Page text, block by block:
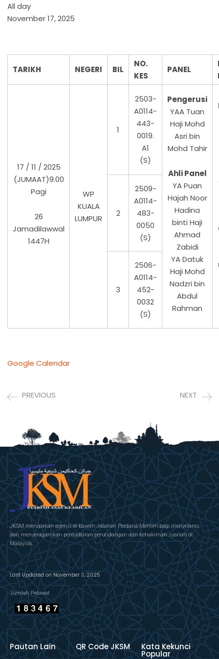
All day
November 17, 2025
TARIKH NEGERI BIL
NO.
KES
PANEL
17 / 11 / 2025
(JUMAAT)9.00
Pagi
26
Jamadilawwal
1447H
WP
KUALA
LUMPUR
1
2503-
A0114-
443-
0019.
A1
(S)
Pengerusi
YAA Tuan
Haji Mohd
Asri bin
Mohd Tahir
Ahli Panel
YA Puan
Hajah Noor
Hadina
binti Haji
Ahmad
Zabidi
YA Datuk
Haji Mohd
Nadzri bin
Abdul
Rahman
2
2509-
A0114-
483-
0050
(S)
3
2506-
A0114-
452-
0032
(S)
Google Calendar
PREVIOUS NEXT
JKSM merupakan agensi di bawah Jabatan Perdana Menteri bagi menyelaras
dan menyeragamkan pentadbiran perundangan dan kehakiman syariah di
Malaysia.
Last Updated on November 3, 2025
Jumlah Pelawat
Pautan Lain QR Code JKSM Kata Kekunci
Popular